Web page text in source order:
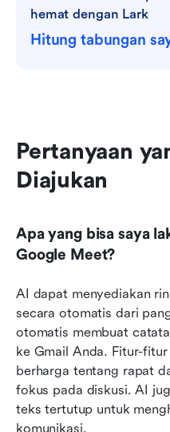
hemat dengan Lark
Hitung tabungan
Pertanyaan
Diajukan
Apa yang bisa saya
Google Meet?
AI dapat menyediakan
secara otomatis dari
otomatis membuat
ke Gmail Anda. Fitur-
berharga tentang rapat
fokus pada diskusi. AI
teks tertutup untuk
komunikasi.